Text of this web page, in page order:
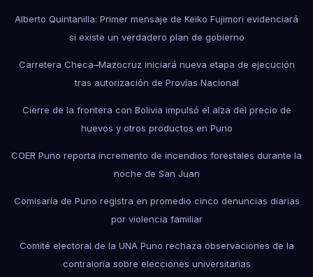
Alberto Quintanilla: Primer mensaje de Keiko Fujimori evidenciará
si existe un verdadero plan de gobierno
Carretera Checa–Mazocruz iniciará nueva etapa de ejecución
tras autorización de Provías Nacional
Cierre de la frontera con Bolivia impulsó el alza del precio de
huevos y otros productos en Puno
COER Puno reporta incremento de incendios forestales durante la
noche de San Juan
Comisaría de Puno registra en promedio cinco denuncias diarias
por violencia familiar
Comité electoral de la UNA Puno rechaza observaciones de la
contraloría sobre elecciones universitarias